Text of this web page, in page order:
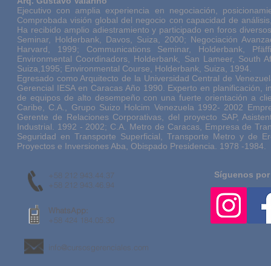
Ejecutivo con amplia experiencia en negociación,
Comprobada visión global del negocio con capacidad de
Ha recibido amplio adiestramiento y participado en foros
Seminar, Holderbank, Davos, Suiza, 2000; Negociación
Harvard, 1999; Communications Seminar, Holderbank,
Environmental Coordinadors, Holderbank, San Lameer, South
Suiza,1995; Environmental Course, Holderbank, Suiza, 1994.
Egresado como Arquitecto de la Universidad Central de
Gerencial IESA en Caracas Año 1990. Experto en
de equipos de alto desempeño con una fuerte orientación a
Caribe, C.A., Grupo Suizo Holcim Venezuela 1992- 2002
Gerente de Relaciones Corporativas, del proyecto SAP,
Industrial. 1992 - 2002; C.A. Metro de Caracas, Empresa de
Seguridad en Transporte Superficial, Transporte Metro y de
Proyectos e Inversiones Aba, Obispado Presidencia. 1978 -1984.
+58 212 943.44.37
+58 212 943.46.94
WhatsApp:
+58 424 184.05.30
info@cursosgerenciales.com
Síguenos